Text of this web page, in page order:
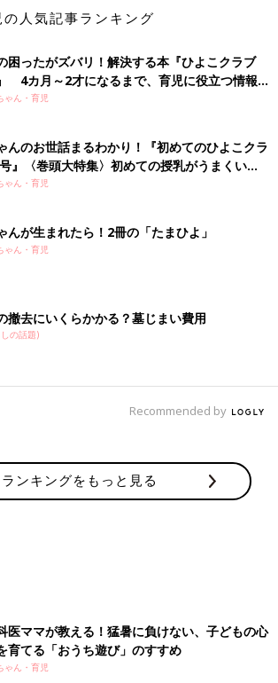
人気記事ランキング
困ったがズバリ！解決する本『ひよこクラブ
4カ月～2才になるまで、育児に役立つ情報が
い！
ゃん・育児
んのお世話まるわかり！『初めてのひよこクラ
』〈巻頭大特集〉初めての授乳がうまくい
っぱい・ミルクの基本と夏のトラブル 解決テ
ゃん・育児
んが生まれたら！2冊の「たまひよ」
ゃん・育児
撤去にいくらかかる？墓じまい費用
の話題)
Recommended by
ランキングをもっと見る
医ママが教える！猛暑に負けない、子どもの心
育てる「おうち遊び」のすすめ
ゃん・育児